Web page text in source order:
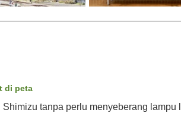
di peta
tanpa perlu menyeberang